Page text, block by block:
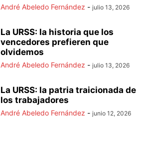
André Abeledo Fernández - julio 13, 2026
La URSS: la historia que los
vencedores prefieren que
olvidemos
André Abeledo Fernández - julio 13, 2026
La URSS: la patria traicionada de
los trabajadores
André Abeledo Fernández - junio 12, 2026